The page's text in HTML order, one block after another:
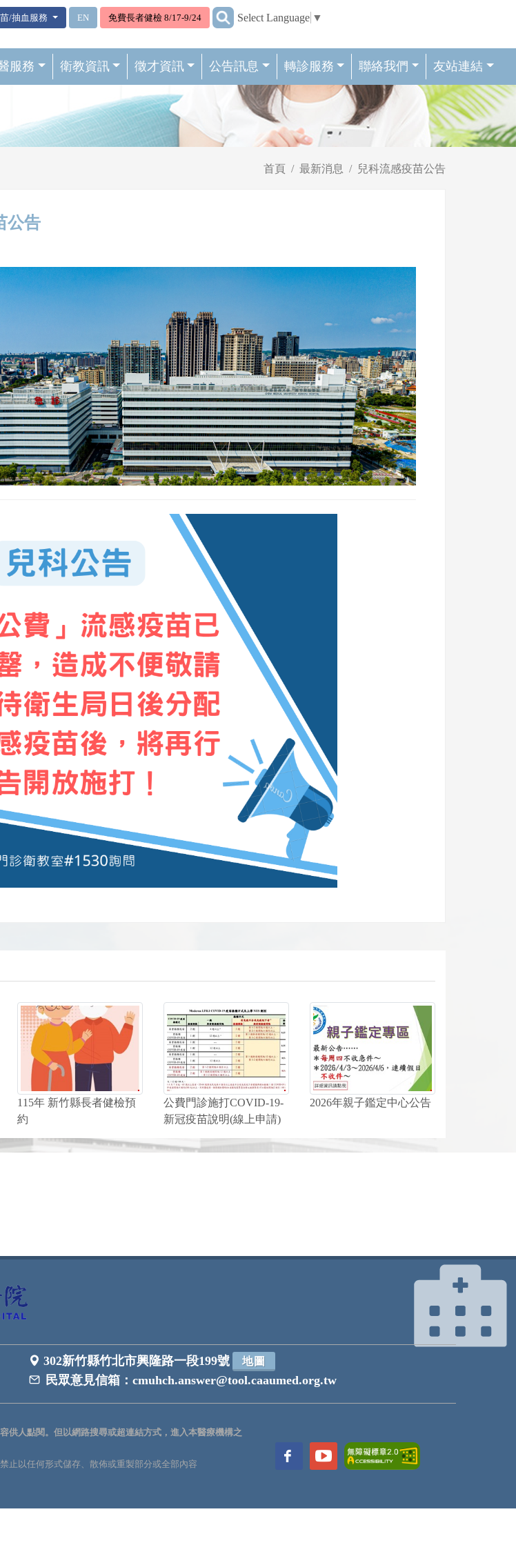
/抽血服務 EN 免費長者健檢 8/17-9/24 ::: Select Language ▼
服務 衛教資訊 徵才資訊 公告訊息 轉診服務 聯絡我們 友站連結
首頁 最新消息 兒科流感疫苗公告
公告
115年 新竹縣長者健檢預
約
公費門診施打COVID-19-
新冠疫苗說明(線上申請)
2026年親子鑑定中心公告
302新竹縣竹北市興隆路一段199號 地圖
民眾意見信箱：cmuhch.answer@tool.caaumed.org.tw
供人點閱。但以網路搜尋或超連結方式，進入本醫療機構之
止以任何形式儲存、散佈或重製部分或全部內容